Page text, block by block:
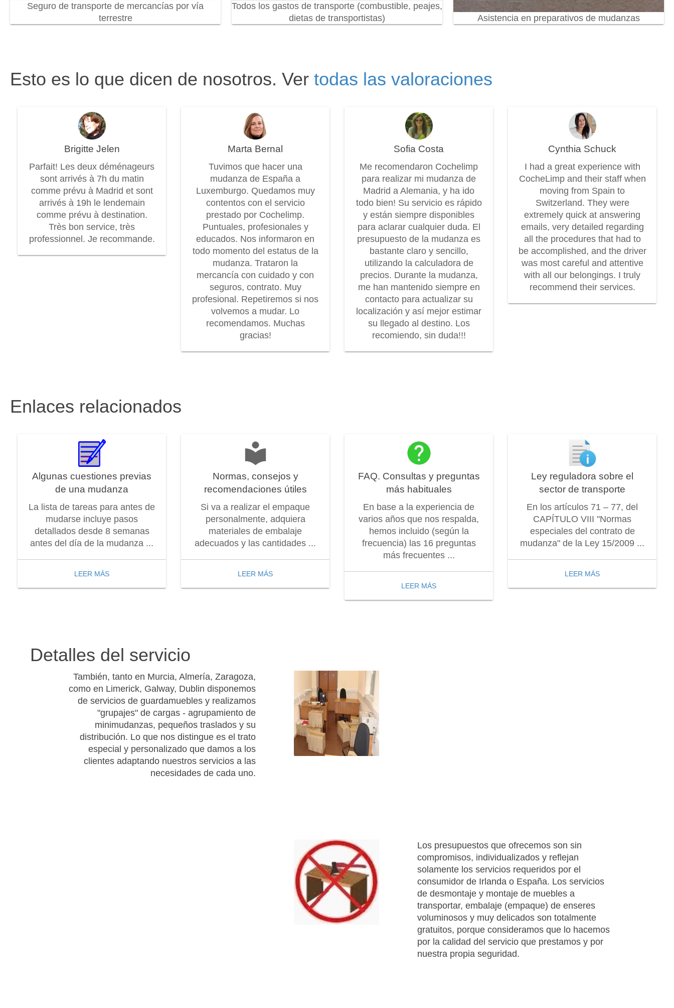
Seguro de transporte de mercancías por vía
terrestre
Todos los gastos de transporte (combustible, peajes,
dietas de transportistas)
Asistencia en preparativos de mudanzas
Esto es lo que dicen de nosotros. Ver todas las valoraciones
Brigitte Jelen
Parfait! Les deux déménageurs
sont arrivés à 7h du matin
comme prévu à Madrid et sont
arrivés à 19h le lendemain
comme prévu à destination.
Très bon service, très
professionnel. Je recommande.
Marta Bernal
Tuvimos que hacer una
mudanza de España a
Luxemburgo. Quedamos muy
contentos con el servicio
prestado por Cochelimp.
Puntuales, profesionales y
educados. Nos informaron en
todo momento del estatus de la
mudanza. Trataron la
mercancía con cuidado y con
seguros, contrato. Muy
profesional. Repetiremos si nos
volvemos a mudar. Lo
recomendamos. Muchas
gracias!
Sofia Costa
Me recomendaron Cochelimp
para realizar mi mudanza de
Madrid a Alemania, y ha ido
todo bien! Su servicio es rápido
y están siempre disponibles
para aclarar cualquier duda. El
presupuesto de la mudanza es
bastante claro y sencillo,
utilizando la calculadora de
precios. Durante la mudanza,
me han mantenido siempre en
contacto para actualizar su
localización y así mejor estimar
su llegado al destino. Los
recomiendo, sin duda!!!
Cynthia Schuck
I had a great experience with
CocheLimp and their staff when
moving from Spain to
Switzerland. They were
extremely quick at answering
emails, very detailed regarding
all the procedures that had to
be accomplished, and the driver
was most careful and attentive
with all our belongings. I truly
recommend their services.
Enlaces relacionados
Algunas cuestiones previas
de una mudanza
La lista de tareas para antes de
mudarse incluye pasos
detallados desde 8 semanas
antes del día de la mudanza ...
LEER MÁS
Normas, consejos y
recomendaciones útiles
Si va a realizar el empaque
personalmente, adquiera
materiales de embalaje
adecuados y las cantidades ...
LEER MÁS
FAQ. Consultas y preguntas
más habituales
En base a la experiencia de
varios años que nos respalda,
hemos incluido (según la
frecuencia) las 16 preguntas
más frecuentes ...
LEER MÁS
Ley reguladora sobre el
sector de transporte
En los artículos 71 – 77, del
CAPÍTULO VIII "Normas
especiales del contrato de
mudanza" de la Ley 15/2009 ...
LEER MÁS
Detalles del servicio
También, tanto en Murcia, Almería, Zaragoza,
como en Limerick, Galway, Dublin disponemos
de servicios de guardamuebles y realizamos
"grupajes" de cargas - agrupamiento de
minimudanzas, pequeños traslados y su
distribución. Lo que nos distingue es el trato
especial y personalizado que damos a los
clientes adaptando nuestros servicios a las
necesidades de cada uno.
Los presupuestos que ofrecemos son sin
compromisos, individualizados y reflejan
solamente los servicios requeridos por el
consumidor de Irlanda o España. Los servicios
de desmontaje y montaje de muebles a
transportar, embalaje (empaque) de enseres
voluminosos y muy delicados son totalmente
gratuitos, porque consideramos que lo hacemos
por la calidad del servicio que prestamos y por
nuestra propia seguridad.